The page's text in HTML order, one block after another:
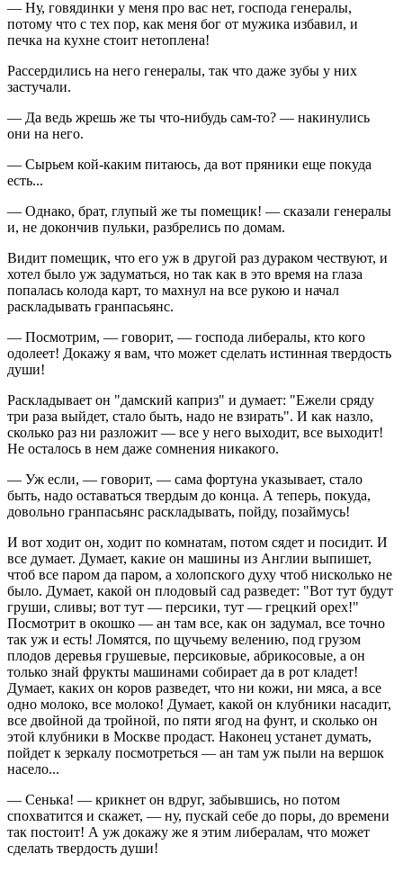
— Ну, говядинки у меня про вас нет, господа генералы,
потому что с тех пор, как меня бог от мужика избавил, и
печка на кухне стоит нетоплена!
Рассердились на него генералы, так что даже зубы у них
застучали.
— Да ведь жрешь же ты что-нибудь сам-то? — накинулись
они на него.
— Сырьем кой-каким питаюсь, да вот пряники еще покуда
есть...
— Однако, брат, глупый же ты помещик! — сказали генералы
и, не докончив пульки, разбрелись по домам.
Видит помещик, что его уж в другой раз дураком чествуют, и
хотел было уж задуматься, но так как в это время на глаза
попалась колода карт, то махнул на все рукою и начал
раскладывать гранпасьянс.
— Посмотрим, — говорит, — господа либералы, кто кого
одолеет! Докажу я вам, что может сделать истинная твердость
души!
Раскладывает он "дамский каприз" и думает: "Ежели сряду
три раза выйдет, стало быть, надо не взирать". И как назло,
сколько раз ни разложит — все у него выходит, все выходит!
Не осталось в нем даже сомнения никакого.
— Уж если, — говорит, — сама фортуна указывает, стало
быть, надо оставаться твердым до конца. А теперь, покуда,
довольно гранпасьянс раскладывать, пойду, позаймусь!
И вот ходит он, ходит по комнатам, потом сядет и посидит. И
все думает. Думает, какие он машины из Англии выпишет,
чтоб все паром да паром, а холопского духу чтоб нисколько не
было. Думает, какой он плодовый сад разведет: "Вот тут будут
груши, сливы; вот тут — персики, тут — грецкий орех!"
Посмотрит в окошко — ан там все, как он задумал, все точно
так уж и есть! Ломятся, по щучьему велению, под грузом
плодов деревья грушевые, персиковые, абрикосовые, а он
только знай фрукты машинами собирает да в рот кладет!
Думает, каких он коров разведет, что ни кожи, ни мяса, а все
одно молоко, все молоко! Думает, какой он клубники насадит,
все двойной да тройной, по пяти ягод на фунт, и сколько он
этой клубники в Москве продаст. Наконец устанет думать,
пойдет к зеркалу посмотреться — ан там уж пыли на вершок
насело...
— Сенька! — крикнет он вдруг, забывшись, но потом
спохватится и скажет, — ну, пускай себе до поры, до времени
так постоит! А уж докажу же я этим либералам, что может
сделать твердость души!